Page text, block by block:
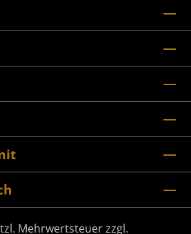
Mehrwertsteuer zzgl.